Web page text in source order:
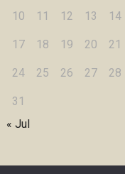
10 11 12 13 14
17 18 19 20 21
24 25 26 27 28
31
« Jul